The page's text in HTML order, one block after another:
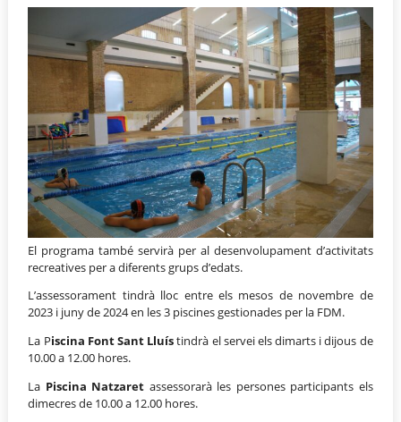
El programa també servirà per al desenvolupament d’activitats
recreatives per a diferents grups d’edats.
L’assessorament tindrà lloc entre els mesos de novembre de
2023 i juny de 2024 en les 3 piscines gestionades per la FDM.
La Piscina Font Sant Lluístindrà el servei els dimarts i dijous de
10.00 a 12.00 hores.
La Piscina Natzaret assessorarà les persones participants els
dimecres de 10.00 a 12.00 hores.